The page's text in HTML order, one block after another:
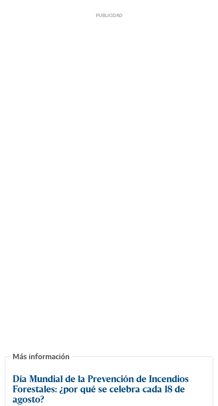
Día Mundial de la Prevención de Incendios
Forestales: ¿por qué se celebra cada 18 de
agosto?